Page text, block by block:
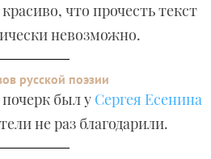
что прочесть текст
невозможно.
русской поэзии
был у Сергея Есенина
не раз благодарили.